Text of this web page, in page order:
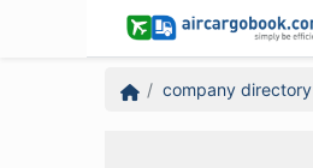
company directory